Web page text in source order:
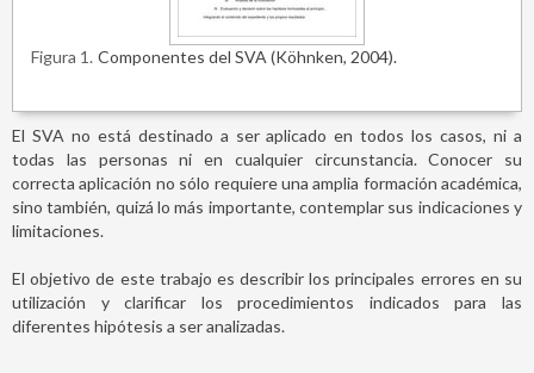
Figura 1 Componentes del SVA (Köhnken, 2004).
El SVA no está destinado a ser aplicado en todos los casos, ni a
todas las personas ni en cualquier circunstancia. Conocer su
correcta aplicación no sólo requiere una amplia formación académica,
sino también, quizá lo más importante, contemplar sus indicaciones y
limitaciones.
El objetivo de este trabajo es describir los principales errores en su
utilización y clarificar los procedimientos indicados para las
diferentes hipótesis a ser analizadas.